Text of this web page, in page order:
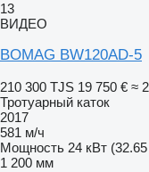
13
ВИДЕО
BOMAG BW120AD-5
210 300 TJS 19 750 € ≈
Тротуарный каток
2017
581 м/ч
Мощность 24 кВт
1 200 мм